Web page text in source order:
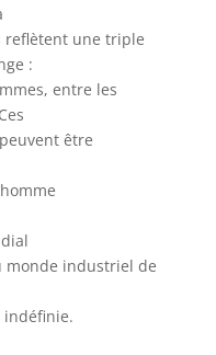
reflètent une triple
:
entre les
être
monde industriel de
indéfinie.